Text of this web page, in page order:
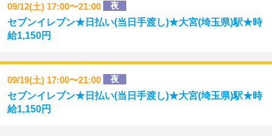
09/12(土) 17:00〜21:00 夜
セブンイレブン★日払い(当日手渡し)★大宮(埼玉県)駅★時
給1,150円
09/19(土) 17:00〜21:00 夜
セブンイレブン★日払い(当日手渡し)★大宮(埼玉県)駅★時
給1,150円